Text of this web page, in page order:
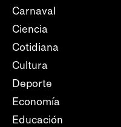
Carnaval
Ciencia
Cotidiana
Cultura
Deporte
Economía
Educación